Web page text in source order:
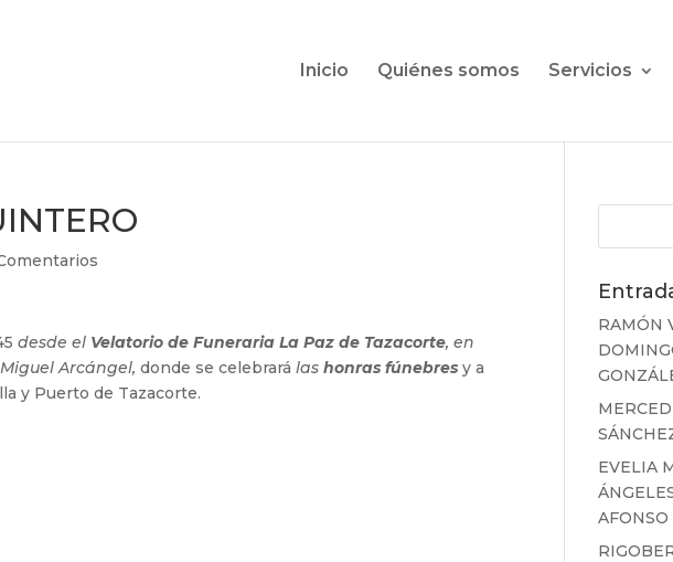
Inicio Quiénes somos Servicios
desde el Velatorio de Funeraria La Paz de Tazacorte, en
Arcángel, donde se celebrarálashonras fúnebres y a
y Puerto de Tazacorte.
RAMÓN
EVELIA
AFONSO